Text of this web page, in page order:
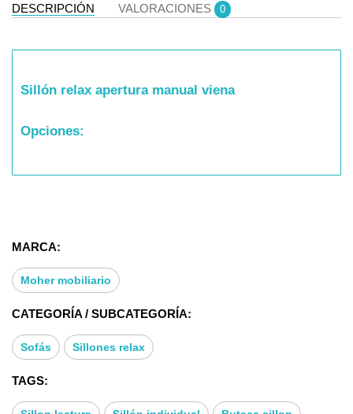
DESCRIPCIÓN VALORACIONES 0
Sillón relax apertura manual viena
Opciones:
Características:
*ASIENTO DE MADERA CON MUELLES TIPO
ZIG-ZAG.
*RESPALDOS FIBRA HUECA DE ALTA CALIDAD
MARCA:
Moher mobiliario
CATEGORÍA / SUBCATEGORÍA:
Sofás Sillones relax
TAGS: